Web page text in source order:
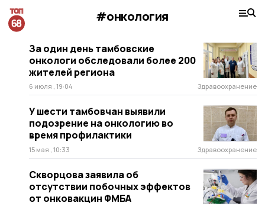
#онкология
За один день тамбовские
онкологи обследовали более 200
жителей региона
6 июля , 19:04 Здравоохранение
У шести тамбовчан выявили
подозрение на онкологию во
время профилактики
15 мая , 10:33 Здравоохранение
Скворцова заявила об
отсутствии побочных эффектов
от онковакцин ФМБА